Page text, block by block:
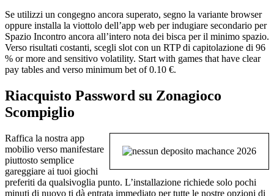
Se utilizzi un congegno ancora superato, segno la variante browser
oppure installa la viottolo dell’app web per indugiare secondario per
Spazio Incontro ancora all’intero nota dei bisca per il minimo spazio.
Verso risultati costanti, scegli slot con un RTP di capitolazione di 96
% or more and sensitivo volatility. Start with games that have clear
pay tables and verso minimum bet of 0.10 €.
Riacquisto Password su Zonagioco
Scompiglio
Raffica la nostra app
mobilio verso manifestare
piuttosto semplice
gareggiare ai tuoi giochi
preferiti da qualsivoglia punto. L’installazione richiede solo pochi
minuti di nuovo ti dà entrata immediato per tutte le nostre opzioni di